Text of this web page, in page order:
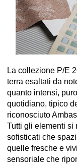
La collezione P/E
terra esaltati da
quanto intensi,
quotidiano, tipico
riconosciuto
Tutti gli elementi si
sofisticati che
quelle fresche e
sensoriale che